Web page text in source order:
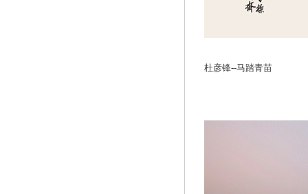
杜彦锋--马踏青苗